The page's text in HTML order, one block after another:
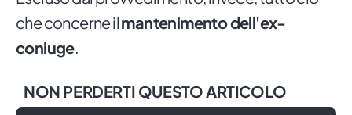
che concerne ilmantenimento dell'ex-
coniuge.
NON PERDERTI QUESTO ARTICOLO